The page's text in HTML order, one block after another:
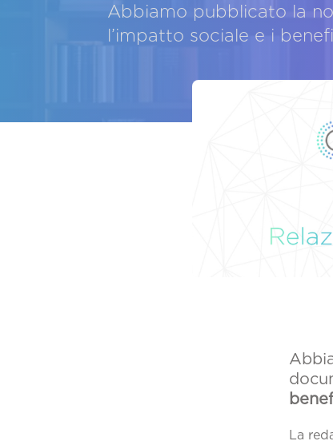
Abbiamo pubblicato la
l’impatto sociale e i
La